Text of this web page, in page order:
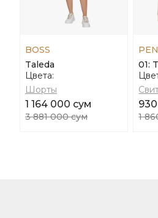
BOSS
Taleda
Цвета:
Шорты
1 164 000 сум
3 881 000 сум
01:
1